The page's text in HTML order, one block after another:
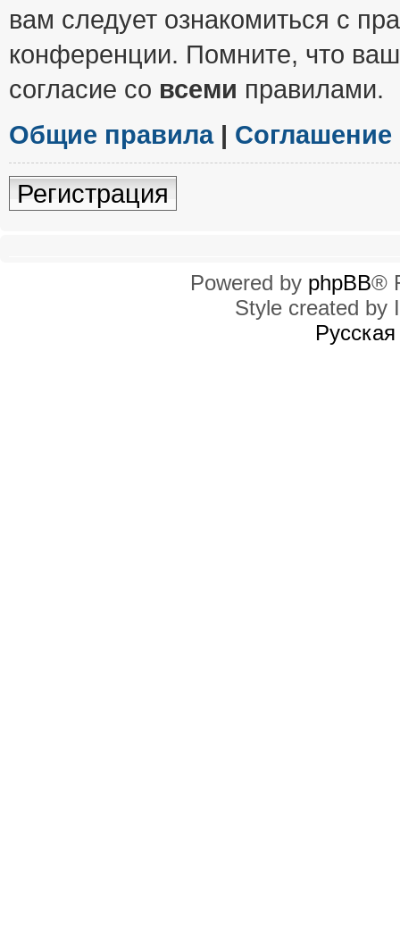
вам следует ознакомиться с
конференции. Помните, что
согласие со всеми правилами.
Общие правила|
Регистрация
Powered by phpBB®
Style created by